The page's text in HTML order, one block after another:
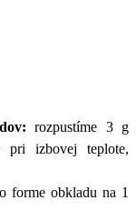
rozpustíme 3 g
izbovej teplote,
forme obkladu na 1